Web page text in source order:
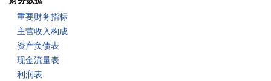
重要财务指标
主营收入构成
资产负债表
现金流量表
利润表